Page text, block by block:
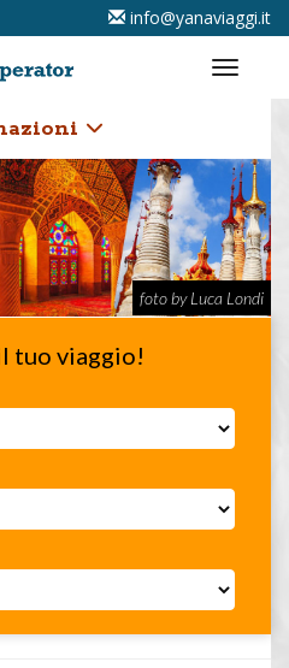
info@yanaviaggi.it
foto by Luca Londi
tuo viaggio!